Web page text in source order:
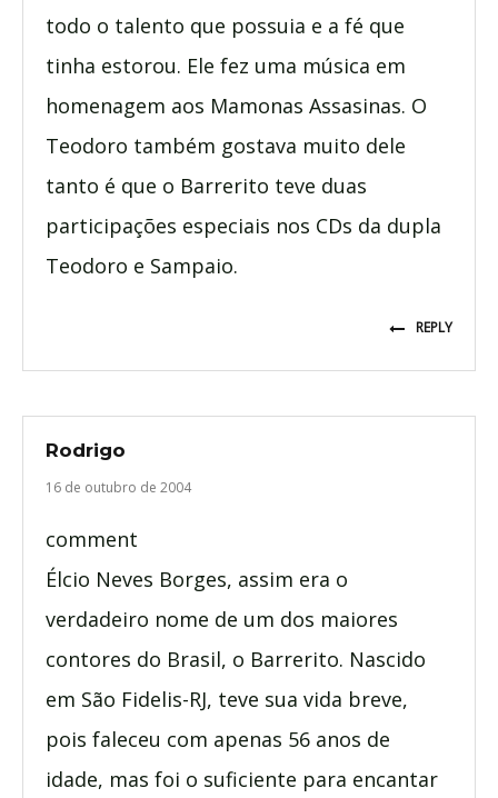
todo o talento que possuia e a fé que
tinha estorou. Ele fez uma música em
homenagem aos Mamonas Assasinas. O
Teodoro também gostava muito dele
tanto é que o Barrerito teve duas
participações especiais nos CDs da dupla
Teodoro e Sampaio.
REPLY
Rodrigo
16 de outubro de 2004
comment
Élcio Neves Borges, assim era o
verdadeiro nome de um dos maiores
contores do Brasil, o Barrerito. Nascido
em São Fidelis-RJ, teve sua vida breve,
pois faleceu com apenas 56 anos de
idade, mas foi o suficiente para encantar